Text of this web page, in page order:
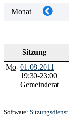
Monat
Sitzung
Mo 01.08.2011
19:30-23:00
Gemeinderat
Software: Sitzungsdienst